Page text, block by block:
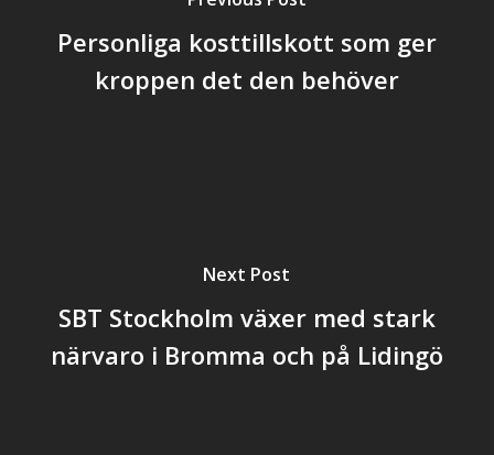
Personliga kosttillskott som ger
kroppen det den behöver
Next Post
SBT Stockholm växer med stark
närvaro i Bromma och på Lidingö